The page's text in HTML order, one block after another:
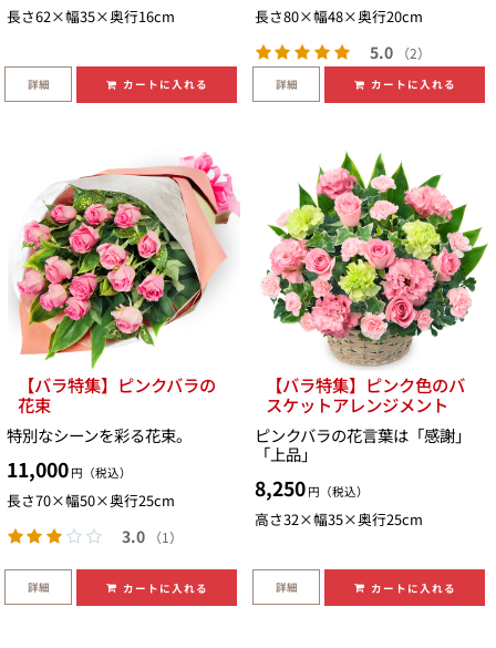
長さ62×幅35×奥行16cm
詳細 カートに入れる
長さ80×幅48×奥行20cm
5.0 （2）
詳細 カートに入れる
【バラ特集】ピンクバラの
花束
特別なシーンを彩る花束。
11,000 円（税込）
長さ70×幅50×奥行25cm
3.0 （1）
詳細 カートに入れる
【バラ特集】ピンク色のバ
スケットアレンジメント
ピンクバラの花言葉は「感謝」
「上品」
8,250 円（税込）
高さ32×幅35×奥行25cm
詳細 カートに入れる